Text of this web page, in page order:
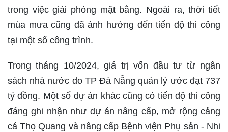
trong việc giải phóng mặt bằng. Ngoài ra, thời tiết
mùa mưa cũng đã ảnh hưởng đến tiến độ thi công
tại một số công trình.
Trong tháng 10/2024, giá trị vốn đầu tư từ ngân
sách nhà nước do TP Đà Nẵng quản lý ước đạt 737
tỷ đồng. Một số dự án khác cũng có tiến độ thi công
đáng ghi nhận như dự án nâng cấp, mở rộng cảng
cá Thọ Quang và nâng cấp Bệnh viện Phụ sản - Nhi